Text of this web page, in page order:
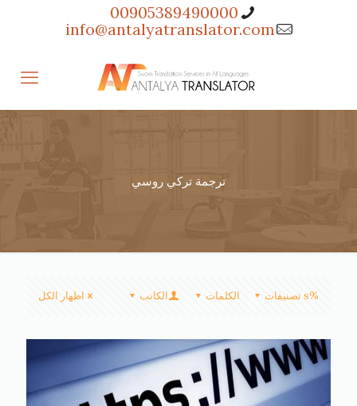
00905389490000
info@antalyatranslator.com
ترجمة تركي روسي
%s تصنيفات الكلمات الكاتب اظهار الكل